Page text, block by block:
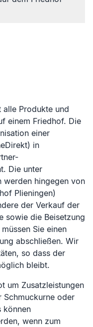
Produkte und
einem Friedhof. Die
einer
in
Die unter
werden hingegen von
Plieningen)
der Verkauf der
sowie die Beisetzung
Sie einen
abschließen. Wir
so dass der
bleibt.
um Zusatzleistungen
Schmuckurne oder
können
wenn zum